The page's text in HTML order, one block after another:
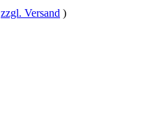
zzgl. Versand )